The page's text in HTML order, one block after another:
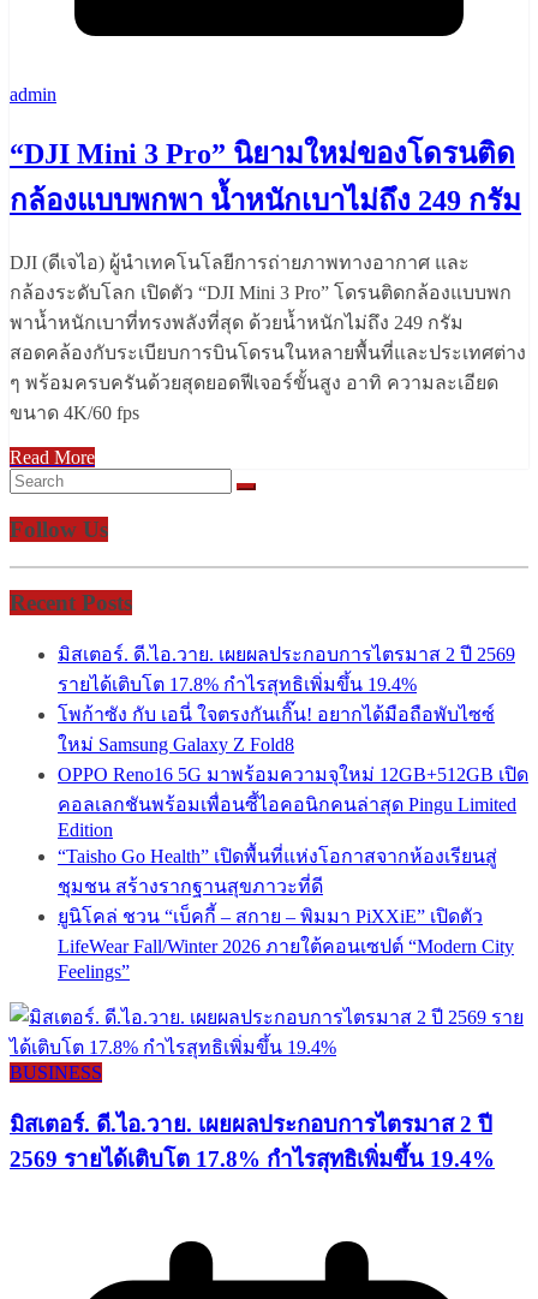
admin
“DJI Mini 3 Pro” นิยามใหม่ของโดรนติด
กล้องแบบพกพา น้ำหนักเบาไม่ถึง 249 กรัม
DJI (ดีเจไอ) ผู้นำเทคโนโลยีการถ่ายภาพทางอากาศ และ
กล้องระดับโลก เปิดตัว “DJI Mini 3 Pro” โดรนติดกล้องแบบพก
พาน้ำหนักเบาที่ทรงพลังที่สุด ด้วยน้ำหนักไม่ถึง 249 กรัม
สอดคล้องกับระเบียบการบินโดรนในหลายพื้นที่และประเทศต่าง
ๆ พร้อมครบครันด้วยสุดยอดฟีเจอร์ขั้นสูง อาทิ ความละเอียด
ขนาด 4K/60 fps
Read More
Follow Us
Recent Posts
มิสเตอร์. ดี.ไอ.วาย. เผยผลประกอบการไตรมาส 2 ปี 2569
รายได้เติบโต 17.8% กำไรสุทธิเพิ่มขึ้น 19.4%
โพก้าซัง กับ เอนี่ ใจตรงกันเกิ๊น! อยากได้มือถือพับไซซ์
ใหม่ Samsung Galaxy Z Fold8
OPPO Reno16 5G มาพร้อมความจุใหม่ 12GB+512GB เปิด
คอลเลกชันพร้อมเพื่อนซี้ไอคอนิกคนล่าสุด Pingu Limited
Edition
“Taisho Go Health” เปิดพื้นที่แห่งโอกาสจากห้องเรียนสู่
ชุมชน สร้างรากฐานสุขภาวะที่ดี
ยูนิโคล่ ชวน “เบ็คกี้ – สกาย – พิมมา PiXXiE” เปิดตัว
LifeWear Fall/Winter 2026 ภายใต้คอนเซปต์ “Modern City
Feelings”
BUSINESS
มิสเตอร์. ดี.ไอ.วาย. เผยผลประกอบการไตรมาส 2 ปี
2569 รายได้เติบโต 17.8% กำไรสุทธิเพิ่มขึ้น 19.4%